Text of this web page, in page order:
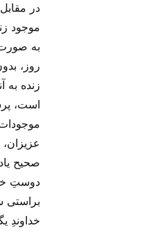
صحیح
دوستِ
خداوندِ